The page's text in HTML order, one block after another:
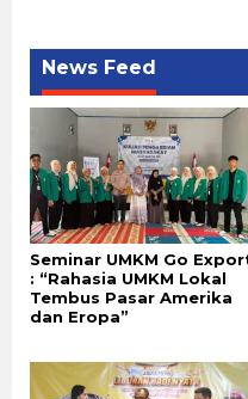
News Feed
Seminar UMKM Go
: “Rahasia UMKM Lokal
Tembus Pasar Amerika
dan Eropa”